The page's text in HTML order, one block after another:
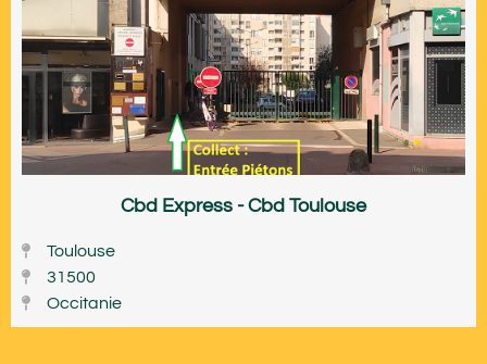
Cbd Express - Cbd Toulouse
Toulouse
31500
Occitanie